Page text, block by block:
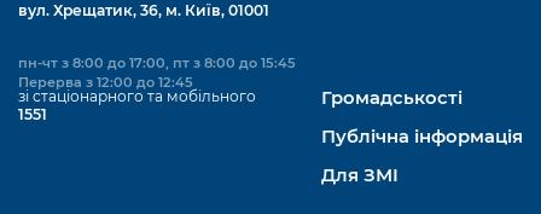
вул. Хрещатик, 36, м. Київ, 01001
пн-чт з 8:00 до 17:00, пт з 8:00 до 15:45
Перерва з 12:00 до 12:45
зі стаціонарного та мобільного
1551
Громадськості
Публічна інформація
Для ЗМІ